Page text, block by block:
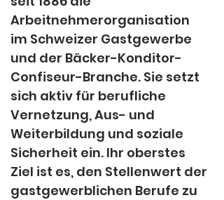
Arbeitnehmerorganisation
im Schweizer Gastgewerbe
und der Bäcker-Konditor-
Confiseur-Branche. Sie setzt
sich aktiv für berufliche
Vernetzung, Aus- und
Weiterbildung und soziale
Sicherheit ein. Ihr oberstes
Ziel ist es, den Stellenwert der
gastgewerblichen Berufe zu